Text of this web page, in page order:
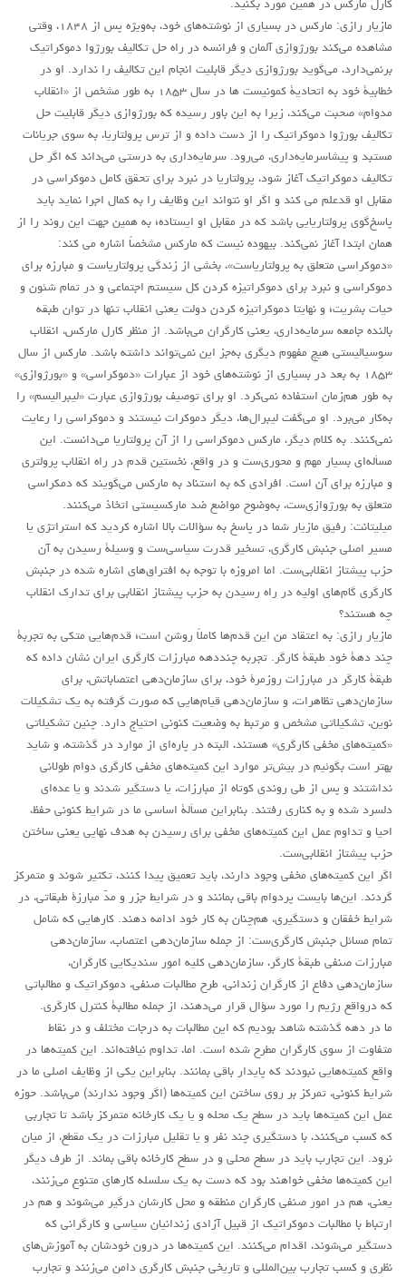
کارل مارکس در همین مورد بکنید.
مازیار رازی: مارکس در بسیاری از نوشته‌های خود، به‌ویژه پس از ۱۸۴۸، وقتی
مشاهده می‌کند بورژوازی آلمان و فرانسه در راه حل تکالیف بورژوا دموکراتیک
برنمی‌دارد، می‌گوید بورژوازی دیگر قابلیت انجام این تکالیف را ندارد. او در
خطابیۀ خود به اتحادیۀ کمونیست ها در سال ۱۸۵۳ به طور مشخص از «انقلاب
مدوام» صحبت می‌کند، زیرا به این باور رسیده که بورژوازی دیگر قابلیت حل
تکالیف بورژوا دموکراتیک را از دست داده و از ترس پرولتاریا،‌ به سوی جریانات
مستبد و پیشاسرمایه‌داری، می‌رود. سرمایه‌داری به درستی می‌داند که اگر حل
تکالیف دموکراتیک آغاز شود، پرولتاریا در نبرد برای تحقق کامل دموکراسی در
مقابل او قد‌علم می کند و اگر او نتواند این وظایف را به کمال اجرا نماید باید
پاسخ‌گوی پرولتاریایی باشد که در مقابل او ایستاده؛ به‌ همین جهت این روند را از
همان ابتدا آغاز نمی‌کند. بیهوده نیست که مارکس مشخصاً اشاره می کند:
«دموکراسی متعلق به پرولتاریاست»، بخشی از زندگی پرولتاریاست و مبارزه برای
دموکراسی و نبرد برای دموکراتیزه کردن کل سیستم اجتماعی و در تمام شئون و
حیات بشریت؛ و نهایتا دموکراتیزه کردن دولت یعنی انقلاب تنها در توان طبقه
بالنده جامعه سرمایه‌داری، یعنی کارگران می‌باشد. از منظر کارل مارکس، انقلاب
سوسیالیستی هیچ مفهوم دیگری به‌جز این نمی‌تواند داشته باشد. مارکس از سال
۱۸۵۳ به بعد در بسیاری از نوشته‌های خود از عبارات «دموکراسی» و «بورژوازی»
به طور هم‌زمان استفاده نمی‌کرد. او برای توصیف بورژوازی عبارت «لیبرالیسم» را
به‌کار می‌برد. او می‌گفت لیبرال‌ها، دیگر دموکرات نیستند و دموکراسی را رعایت
نمی‌کنند. به کلام دیگر، مارکس دموکراسی را از آن پرولتاریا می‌دانست. این
مسأله‌ای بسیار مهم و محوری‌ست و در واقع، نخستین قدم در راه انقلاب پرولتری
و مبارزه برای آن است. افرادی که به استناد به مارکس می‌گویند که دمکراسی
متعلق به بورژوازی‌ست، به‌وضوح مواضع ضد مارکسیستی اتخاذ می‌کنند.
میلیتانت: رفیق مازیار شما در پاسخ به سؤالات بالا اشاره کردید که استراتژی یا
مسیر اصلی جنبش کارگری، تسخیر قدرت سیاسی‌ست و وسیلۀ رسیدن به آن
حزب پیشتاز انقلابی‌ست. اما امروزه با توجه به افتراق‌های اشاره شده در جنبش
کارگری گام‌های اولیه در راه رسیدن به حزب پیشتاز انقلابی برای تدارک انقلاب
چه هستند؟
مازیار رازی: به اعتقاد من این قدم‌ها کاملاً روشن است؛ قدم‌هایی متکی به تجربۀ
چند دهۀ خودِ طبقۀ کارگر. تجربه چنددهه مبارزات کارگری ایران نشان داده که
طبقۀ کارگر در مبارزات روزمرۀ خود، برای سازمان‌دهی اعتصاباتش، برای
سازمان‌دهی تظاهرات، و سازمان‌دهی قیام‌هایی که صورت گرفته به یک تشکیلات
نوین، تشکیلاتی مشخص و مرتبط به وضعیت کنونی احتیاج دارد. چنین تشکیلاتی
«کمیته‌های مخفی کارگری» هستند، البته در پاره‌ای از موارد در گذشته، و شاید
بهتر است بگوئیم در بیش‌تر موارد این کمیته‌های مخفی کارگری دوام طولانی
نداشتند و پس از طی روندی کوتاه از مبارزات، یا دستگیر شدند و یا عده‌ای
دلسرد شده و به کناری رفتند. بنابراین مسألۀ اساسی ما در شرایط کنونی حفظ،
احیا و تداوم عمل این کمیته‌های مخفی برای رسیدن به هدف نهایی یعنی ساختن
حزب پیشتاز انقلابی‌ست.
اگر این کمیته‌های مخفی وجود دارند، باید تعمیق پیدا کنند، تکثیر شوند و متمرکز
گردند. این‌ها بایست پردوام باقی بمانند و در شرایط جزر و مدّ مبارزۀ طبقاتی، در
شرایط خفقان و دستگیری، هم‌چنان به کار خود ادامه دهند. کارهایی که شامل
تمام مسائل جنبش کارگری‌ست: از جمله سازمان‌دهی اعتصاب، سازمان‌دهی
مبارزات صنفی طبقۀ کارگر، سازمان‌دهی کلیه امور سندیکایی کارگران،
سازمان‌دهی دفاع از کارگران زندانی، طرح مطالبات صنفی، دموکراتیک و مطالباتی
که درواقع رژیم را مورد سؤال قرار می‌دهند، از جمله مطالبۀ کنترل کارگری.
ما در دهه گذشته شاهد بودیم که این مطالبات به درجات مختلف و در نقاط
متفاوت از سوی کارگران مطرح شده است. اما، تداوم نیافته‌اند. این کمیته‌ها در
واقع کمیته‌هایی نبودند که پایدار باقی بمانند. بنابراین یکی از وظایف اصلی ما در
شرایط کنونی، تمرکز بر روی ساختن این کمیته‌ها (اگر وجود ندارند) می‌باشد. حوزه
عمل این کمیته‌ها باید در سطح یک محله و یا یک کارخانه متمرکز باشد تا تجاربی
که کسب می‌کنند، با دستگیری چند نفر و یا تقلیل مبارزات در یک مقطع، از میان
نرود. این تجارب باید در سطح محلی و در سطح کارخانه باقی بماند. از طرف دیگر
این کمیته‌ها مخفی خواهند بود که دست به یک سلسله کارهای متنوع می‌زنند،
یعنی، هم در امور صنفی کارگران منطقه و محل کارشان درگیر می‌شوند و هم در
ارتباط با مطالبات دموکراتیک از قبیل آزادی زندانیان سیاسی و کارگرانی که
دستگیر می‌شوند، اقدام می‌کنند. این کمیته‌ها در درون خودشان به آموزش‌های
نظری و کسب تجارب بین‌المللی و تاریخی جنبش کارگری دامن می‌زنند و تجارب